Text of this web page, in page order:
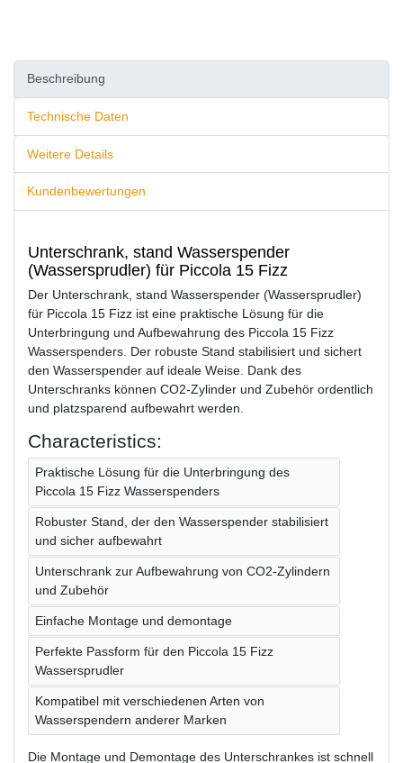
Beschreibung
Technische Daten
Weitere Details
Kundenbewertungen
Unterschrank, stand Wasserspender
(Wassersprudler) für Piccola 15 Fizz
Der Unterschrank, stand Wasserspender (Wassersprudler)
für Piccola 15 Fizz ist eine praktische Lösung für die
Unterbringung und Aufbewahrung des Piccola 15 Fizz
Wasserspenders. Der robuste Stand stabilisiert und sichert
den Wasserspender auf ideale Weise. Dank des
Unterschranks können CO2-Zylinder und Zubehör ordentlich
und platzsparend aufbewahrt werden.
Characteristics:
Praktische Lösung für die Unterbringung des
Piccola 15 Fizz Wasserspenders
Robuster Stand, der den Wasserspender stabilisiert
und sicher aufbewahrt
Unterschrank zur Aufbewahrung von CO2-Zylindern
und Zubehör
Einfache Montage und demontage
Perfekte Passform für den Piccola 15 Fizz
Wassersprudler
Kompatibel mit verschiedenen Arten von
Wasserspendern anderer Marken
Die Montage und Demontage des Unterschrankes ist schnell